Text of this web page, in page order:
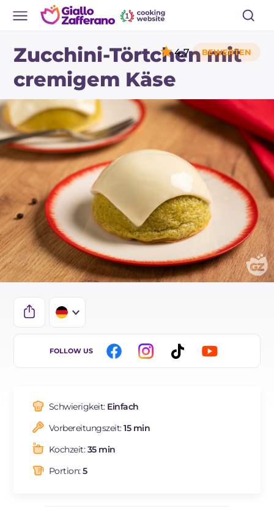
Zucchini-Törtchen mit
cremigem Käse
4,7
IT
FR
BR
NL
FOLLOW US
Schwierigkeit: Einfach
Vorbereitungszeit:15 min
Kochzeit:35 min
Portion:5